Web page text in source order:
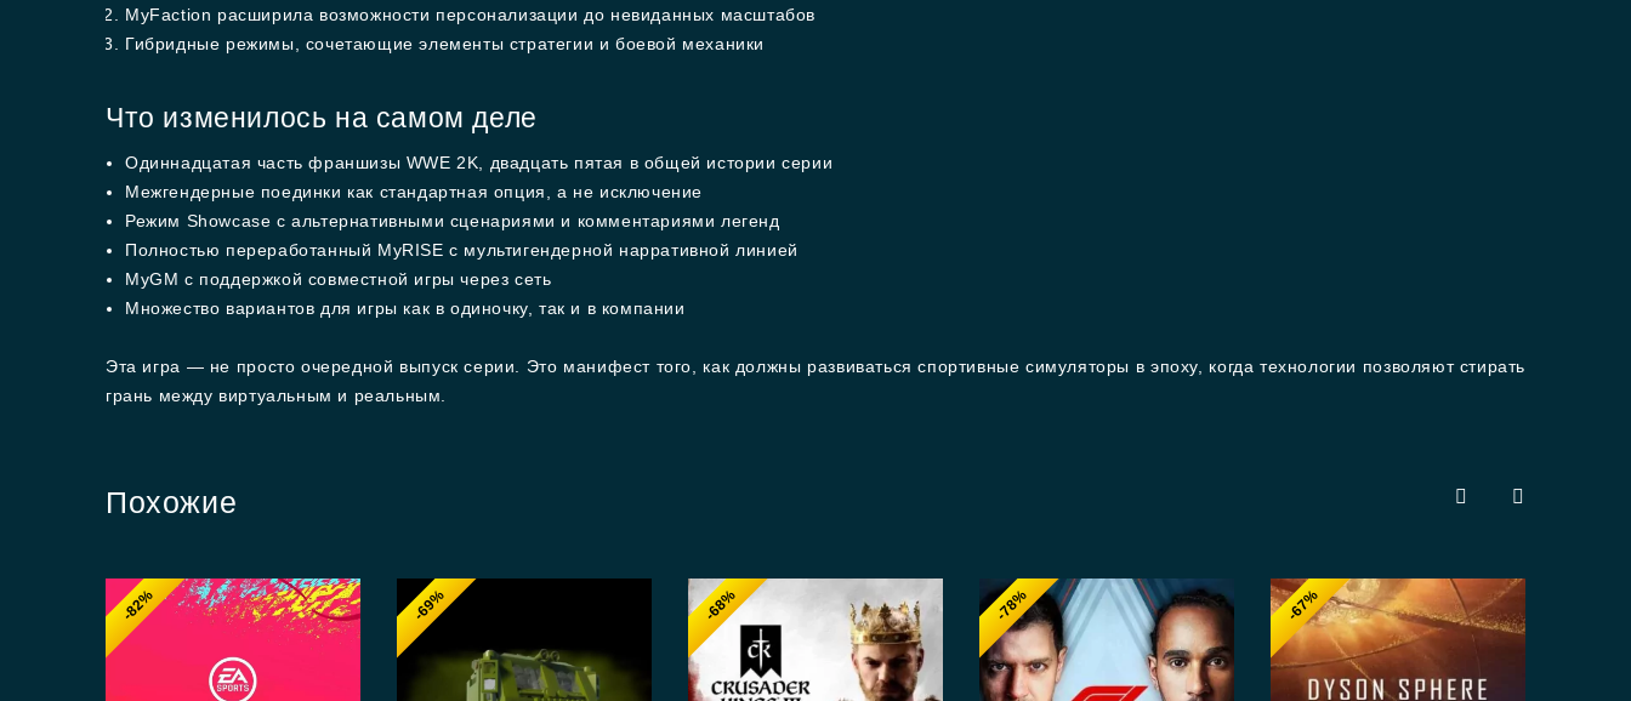
MyFaction расширила возможности персонализации до невиданных масштабов
Гибридные режимы, сочетающие элементы стратегии и боевой механики
Что изменилось на самом деле
Одиннадцатая часть франшизы WWE 2K, двадцать пятая в общей истории серии
Межгендерные поединки как стандартная опция, а не исключение
Режим Showcase с альтернативными сценариями и комментариями легенд
Полностью переработанный MyRISE с мультигендерной нарративной линией
MyGM с поддержкой совместной игры через сеть
Множество вариантов для игры как в одиночку, так и в компании
Эта игра — не просто очередной выпуск серии. Это манифест того, как должны развиваться спортивные симуляторы в эпоху, когда технологии позволяют стирать
грань между виртуальным и реальным.
Похожие
-82% -69% -68% -78% -67%